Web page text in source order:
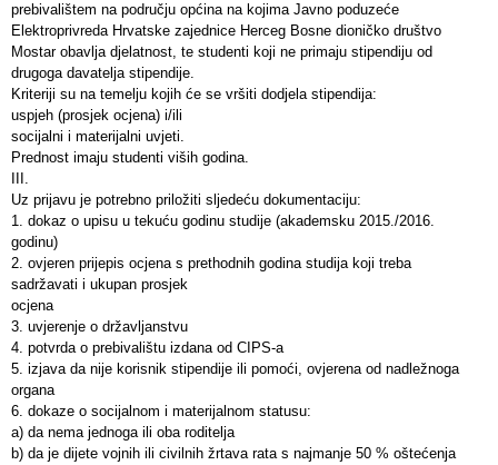
prebivalištem na području općina na kojima Javno poduzeće
Elektroprivreda Hrvatske zajednice Herceg Bosne dioničko društvo
Mostar obavlja djelatnost, te studenti koji ne primaju stipendiju od
drugoga davatelja stipendije.
Kriteriji su na temelju kojih će se vršiti dodjela stipendija:
uspjeh (prosjek ocjena) i/ili
socijalni i materijalni uvjeti.
Prednost imaju studenti viših godina.
III.
Uz prijavu je potrebno priložiti sljedeću dokumentaciju:
1. dokaz o upisu u tekuću godinu studije (akademsku 2015./2016.
godinu)
2. ovjeren prijepis ocjena s prethodnih godina studija koji treba
sadržavati i ukupan prosjek
ocjena
3. uvjerenje o državljanstvu
4. potvrda o prebivalištu izdana od CIPS-a
5. izjava da nije korisnik stipendije ili pomoći, ovjerena od nadležnoga
organa
6. dokaze o socijalnom i materijalnom statusu:
a) da nema jednoga ili oba roditelja
b) da je dijete vojnih ili civilnih žrtava rata s najmanje 50 % oštećenja